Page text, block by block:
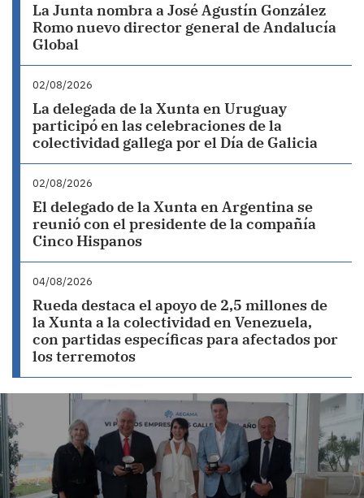
La Junta nombra a José Agustín González
Romo nuevo director general de Andalucía
Global
02/08/2026
La delegada de la Xunta en Uruguay
participó en las celebraciones de la
colectividad gallega por el Día de Galicia
02/08/2026
El delegado de la Xunta en Argentina se
reunió con el presidente de la compañía
Cinco Hispanos
04/08/2026
Rueda destaca el apoyo de 2,5 millones de
la Xunta a la colectividad en Venezuela,
con partidas específicas para afectados por
los terremotos